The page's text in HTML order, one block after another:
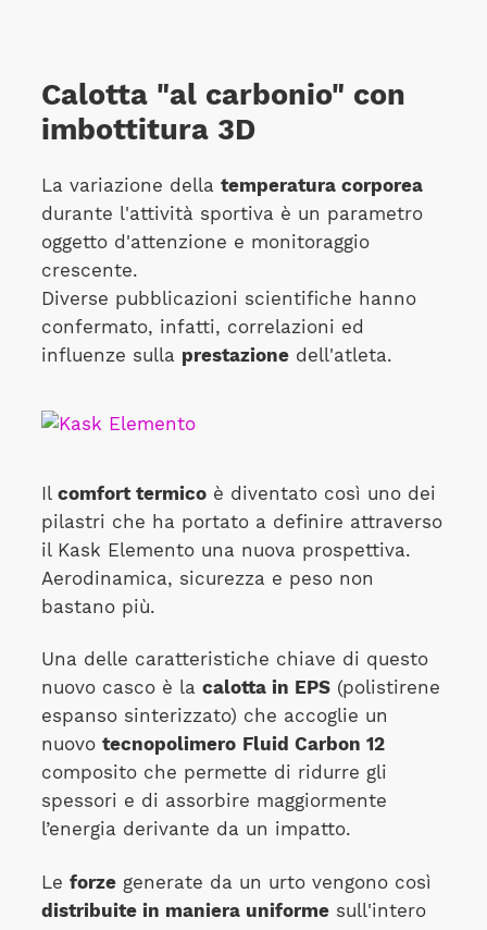
Calotta "al carbonio" con
imbottitura 3D
La variazione della temperatura corporea
durante l'attività sportiva è un parametro
oggetto d'attenzione e monitoraggio
crescente.
Diverse pubblicazioni scientifiche hanno
confermato, infatti, correlazioni ed
influenze sulla prestazionedell'atleta.
Il comfort termicoè diventato così uno dei
pilastri che ha portato a definire attraverso
il Kask Elemento una nuova prospettiva.
Aerodinamica, sicurezza e peso non
bastano più.
Una delle caratteristiche chiave di questo
nuovo casco è la calotta in EPS(polistirene
espanso sinterizzato) che accoglie un
nuovo tecnopolimero Fluid Carbon 12
composito che permette di ridurre gli
spessori e di assorbire maggiormente
l’energia derivante da un impatto.
Le forzegenerate da un urto vengono così
distribuite in maniera uniformesull'intero